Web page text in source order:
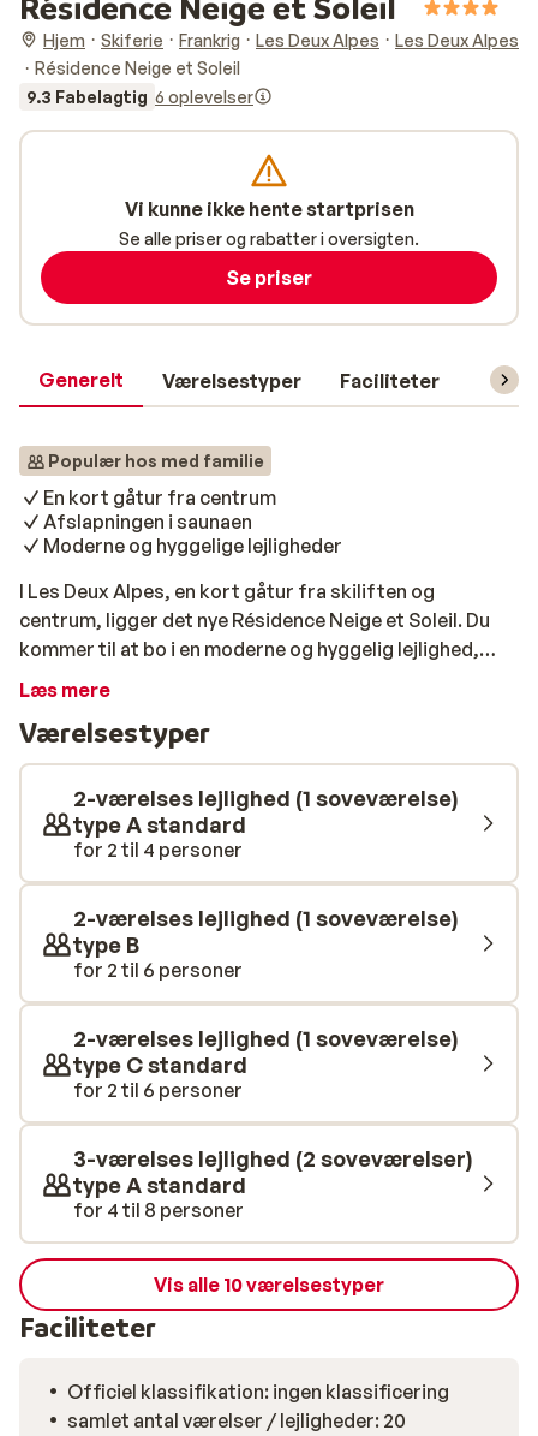
Hjem Skiferie Frankrig Les Deux Alpes
Les Deux Alpes
Résidence Neige et Soleil
9.3 Fabelagtig 6 oplevelser
Generelt Værelsestyper Faciliteter
Populær hos med familie
En kort gåtur fra centrum
Afslapningen i saunaen
Moderne og hyggelige lejligheder
I Les Deux Alpes, en kort gåtur fra skiliften og
centrum, ligger det nye Résidence Neige et Soleil. Du
kommer til at bo i en moderne og hyggelig lejlighed,
hvor du straks vil føle dig hjemme på grund af den
pisterne er det skønt at slappe af i saunaen. Glem
heller ikke at besøge det hyggelige centrum, hvor du
kan sætte dig på en af de mange restauranter og spise
en autentisk fransk middag. Det bliver en fornøjelse!
Læs mere
Værelsestyper
2-værelses lejlighed (1 soveværelse)
type A standard
for 2 til 4 personer
2-værelses lejlighed (1 soveværelse)
type B
for 2 til 6 personer
2-værelses lejlighed (1 soveværelse)
type C standard
for 2 til 6 personer
3-værelses lejlighed (2 soveværelser)
type A standard
for 4 til 8 personer
Vis alle 10 værelsestyper
Faciliteter
Officiel klassifikation: ingen klassificering
samlet antal værelser / lejligheder: 20
Vi kunne ikke hente startprisen
Se alle priser og rabatter i oversigten.
Se priser